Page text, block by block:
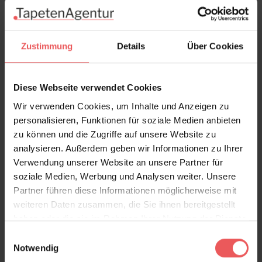
Zustimmung Details Über Cookies
Diese Webseite verwendet Cookies
Wir verwenden Cookies, um Inhalte und Anzeigen zu
personalisieren, Funktionen für soziale Medien anbieten
zu können und die Zugriffe auf unsere Website zu
analysieren. Außerdem geben wir Informationen zu Ihrer
Verwendung unserer Website an unsere Partner für
soziale Medien, Werbung und Analysen weiter. Unsere
Partner führen diese Informationen möglicherweise mit
weiteren Daten zusammen, die Sie ihnen bereitgestellt
haben oder die sie im Rahmen Ihrer Nutzung der Dienste
Notwendig
Komposition
Die Tapete verwendet eine symmetrische Komposition,
angeordnet sind. Dies schafft ein Gefühl von Balance
und Ruhe, trotz der komplexen und reichen Details.
Die geometrischen Formen und Tierillustrationen sind
in kreisförmigen Medaillons und rechteckigen
Blöcken arrangiert, die abwechselnd wiederholt
werden und ein Gefühl von Rhythmus und Kontinuität
vermitteln.
Material und Anwendungsbereich